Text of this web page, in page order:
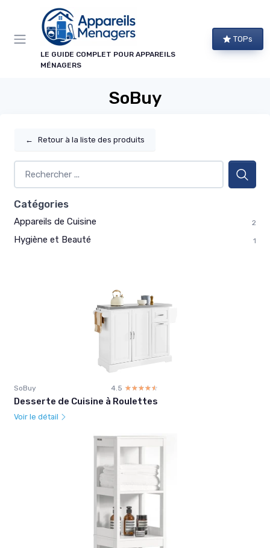
LE GUIDE COMPLET POUR APPAREILS
MÉNAGERS
TOPs
SoBuy
← Retour à la liste des produits
Catégories
Appareils de Cuisine 2
Hygiène et Beauté 1
SoBuy 4.5 ☆☆☆☆☆
★★★★★
Desserte de Cuisine à Roulettes
Voir le détail
Panneau de gestion des cookies